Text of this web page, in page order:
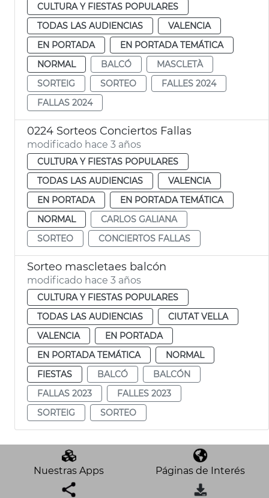
CULTURA Y FIESTAS POPULARES
TODAS LAS AUDIENCIAS
VALENCIA
EN PORTADA
EN PORTADA TEMÁTICA
NORMAL
BALCÓ
MASCLETÀ
SORTEIG
SORTEO
FALLES 2024
FALLAS 2024
0224 Sorteos Conciertos Fallas
modificado hace 3 años
CULTURA Y FIESTAS POPULARES
TODAS LAS AUDIENCIAS
VALENCIA
EN PORTADA
EN PORTADA TEMÁTICA
NORMAL
CARLOS GALIANA
SORTEO
CONCIERTOS FALLAS
Sorteo mascletaes balcón
modificado hace 3 años
CULTURA Y FIESTAS POPULARES
TODAS LAS AUDIENCIAS
CIUTAT VELLA
VALENCIA
EN PORTADA
EN PORTADA TEMÁTICA
NORMAL
FIESTAS
BALCÓ
BALCÓN
FALLAS 2023
FALLES 2023
SORTEIG
SORTEO
Nuestras Apps Páginas de Interés